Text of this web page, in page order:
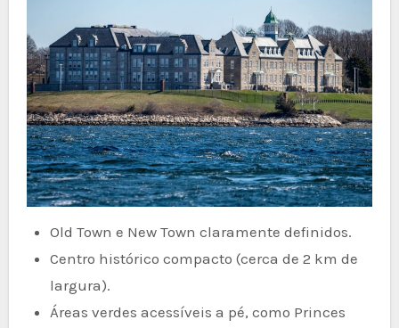
Old Town e New Town claramente definidos.
Centro histórico compacto (cerca de 2 km de
largura).
Áreas verdes acessíveis a pé, como Princes